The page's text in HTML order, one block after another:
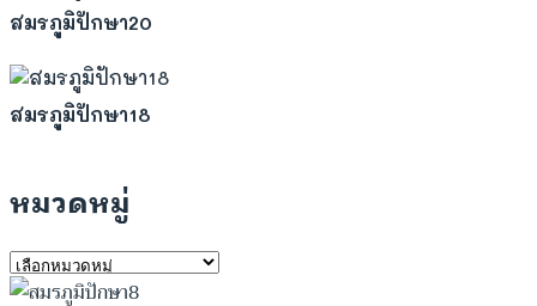
สมรภูมิปักษา20
สมรภูมิปักษา18
หมวดหมู่
หมวด
หมู่